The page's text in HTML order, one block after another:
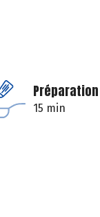
Préparation
15 min